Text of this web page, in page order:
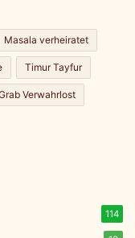
Masala verheiratet
Timur Tayfur
Verwahrlost
114